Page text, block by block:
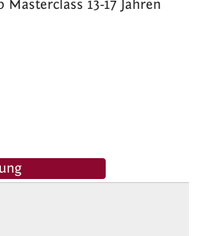
Masterclass 13-17 Jahren